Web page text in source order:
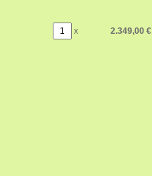
x 2.349,00 €